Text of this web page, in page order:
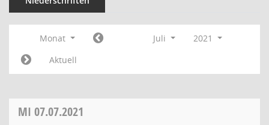
Monat Juli
2021
Aktuell
MI 07.07.2021